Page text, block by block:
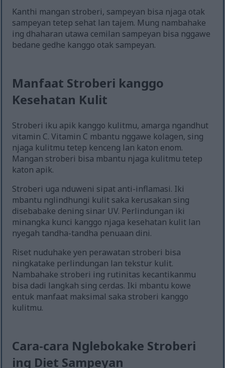
Kanthi mangan stroberi, sampeyan bisa njaga otak
sampeyan tetep sehat lan tajem. Mung nambahake
ing dhaharan utawa cemilan sampeyan bisa nggawe
bedane gedhe kanggo otak sampeyan.
Manfaat Stroberi kanggo
Kesehatan Kulit
Stroberi iku apik kanggo kulitmu, amarga ngandhut
vitamin C. Vitamin C mbantu nggawe kolagen, sing
njaga kulitmu tetep kenceng lan katon enom.
Mangan stroberi bisa mbantu njaga kulitmu tetep
katon apik.
Stroberi uga nduweni sipat anti-inflamasi. Iki
mbantu nglindhungi kulit saka kerusakan sing
disebabake dening sinar UV. Perlindungan iki
minangka kunci kanggo njaga kesehatan kulit lan
nyegah tandha-tandha penuaan dini.
Riset nuduhake yen perawatan stroberi bisa
ningkatake perlindungan lan tekstur kulit.
Nambahake stroberi ing rutinitas kecantikanmu
bisa dadi langkah sing cerdas. Iki mbantu kowe
entuk manfaat maksimal saka stroberi kanggo
kulitmu.
Cara-cara Nglebokake Stroberi
ing Diet Sampeyan